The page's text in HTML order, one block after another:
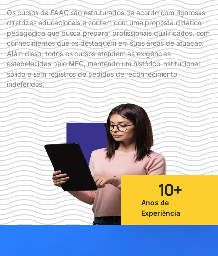
Os cursos da FAAC são estruturados de acordo com rigorosas
diretrizes educacionais e contam com uma proposta didático-
pedagógica que busca preparar profissionais qualificados, com
conhecimentos que os destaquem em suas áreas de atuação.
Além disso, todos os cursos atendem às exigências
estabelecidas pelo MEC, mantendo um histórico institucional
sólido e sem registros de pedidos de reconhecimento
indeferidos.
Anos de
Experiência
10+